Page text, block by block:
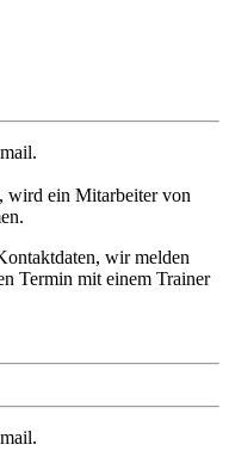
wird ein Mitarbeiter von
wir melden
Termin mit einem Trainer